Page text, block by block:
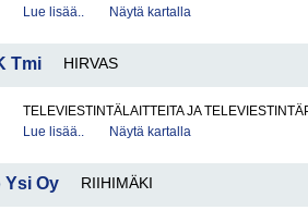
Lue lisää..
Näytä kartalla
Tmi HIRVAS
TELEVIESTINTÄLAITTEITA JA
Lue lisää..
Näytä kartalla
Ysi Oy RIIHIMÄKI